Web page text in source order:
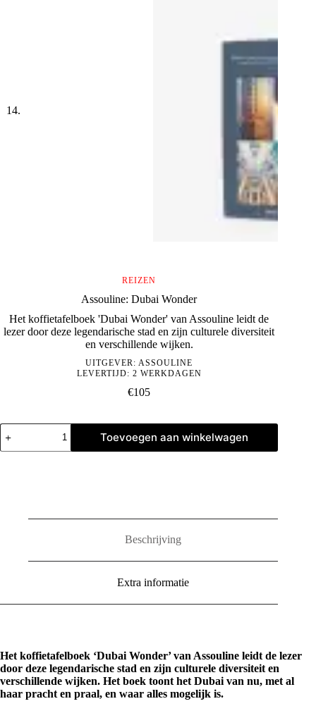
REIZEN
Assouline: Dubai Wonder
Het koffietafelboek 'Dubai Wonder' van Assouline leidt de
lezer door deze legendarische stad en zijn culturele diversiteit
en verschillende wijken.
UITGEVER: ASSOULINE
LEVERTIJD: 2 WERKDAGEN
€105
Assouline:
Dubai
Wonder
Toevoegen aan winkelwagen
Beschrijving
Extra informatie
Het koffietafelboek ‘Dubai Wonder’ van Assouline leidt de lezer
door deze legendarische stad en zijn culturele diversiteit en
verschillende wijken. Het boek toont het Dubai van nu, met al
haar pracht en praal, en waar alles mogelijk is.